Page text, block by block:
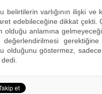
belirtilerin varlığının ilişki
edebileceğine dikkat
olduğu anlamına
olduğunu göstermez,